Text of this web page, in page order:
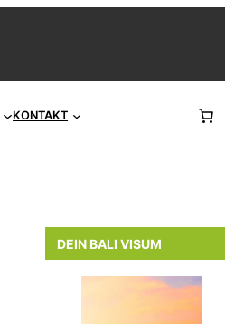
KONTAKT
DEIN BALI VISUM